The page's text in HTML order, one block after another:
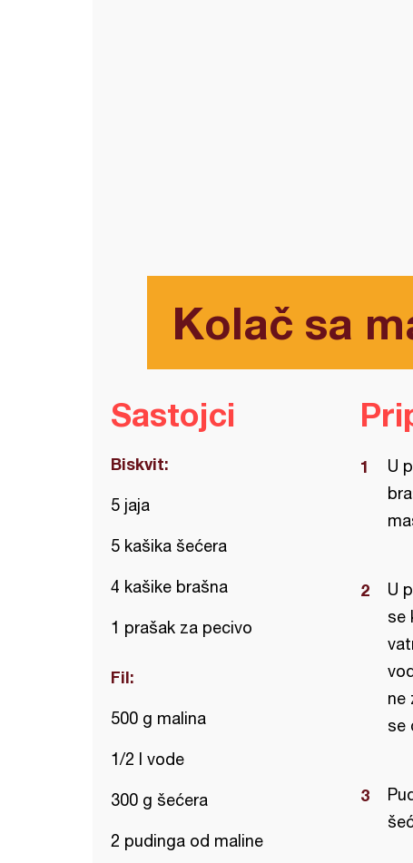
Kolač sa
Sastojci
Biskvit:
5 jaja
5 kašika šećera
4 kašike brašna
1 prašak za pecivo
Fil:
500 g malina
1/2 l vode
300 g šećera
2 pudinga od maline
U
U
se
ne
se